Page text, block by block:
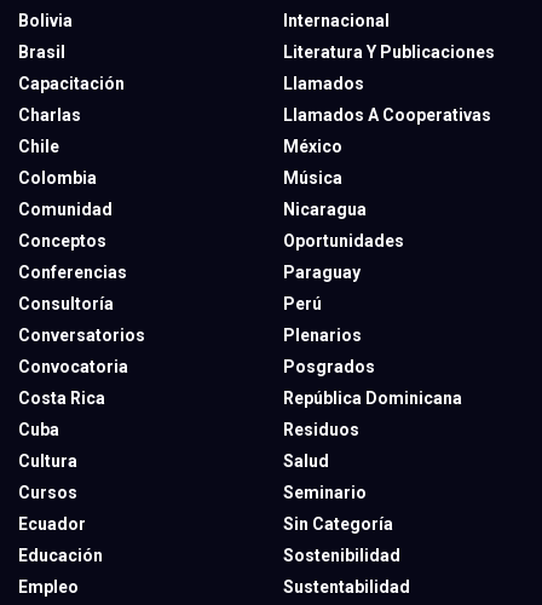
Bolivia
Brasil
Capacitación
Charlas
Chile
Colombia
Comunidad
Conceptos
Conferencias
Consultoría
Conversatorios
Convocatoria
Costa Rica
Cuba
Cultura
Cursos
Ecuador
Educación
Empleo
Internacional
Literatura Y Publicaciones
Llamados
Llamados A Cooperativas
México
Música
Nicaragua
Oportunidades
Paraguay
Perú
Plenarios
Posgrados
República Dominicana
Residuos
Salud
Seminario
Sin Categoría
Sostenibilidad
Sustentabilidad